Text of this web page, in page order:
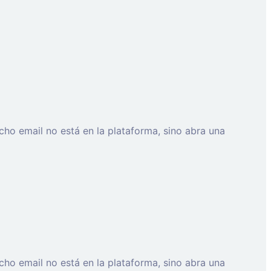
email no está en la plataforma, sino abra una
email no está en la plataforma, sino abra una